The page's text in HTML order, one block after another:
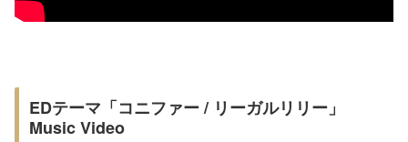
EDテーマ「コニファー / リーガルリリー」
Music Video